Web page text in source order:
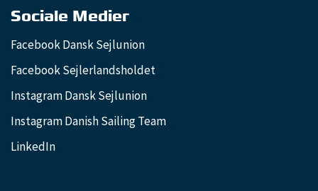
Sociale Medier
Facebook Dansk Sejlunion
Facebook Sejlerlandsholdet
Instagram Dansk Sejlunion
Instagram Danish Sailing Team
LinkedIn